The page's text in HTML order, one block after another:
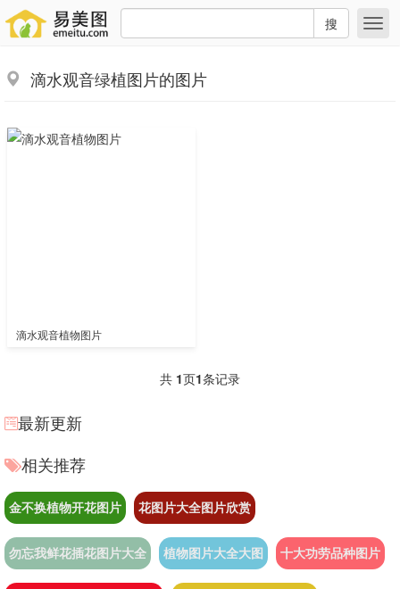
搜
滴水观音绿植图片的图片
滴水观音植物图片
共 1页1条记录
最新更新
相关推荐
金不换植物开花图片 花图片大全图片欣赏
勿忘我鲜花插花图片大全 植物图片大全大图 十大功劳品种图片